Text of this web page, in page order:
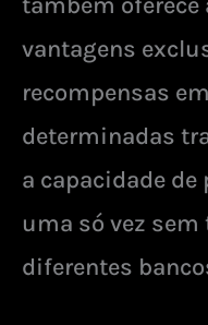
vantagens
recompensas
determinadas
a capacidade
uma só vez
diferentes